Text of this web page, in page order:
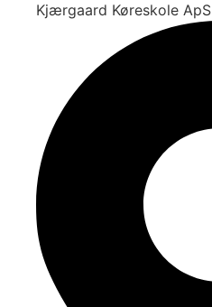
Kjærgaard Køreskole ApS